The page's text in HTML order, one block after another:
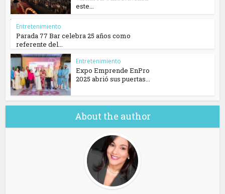
este...
Entretenimiento
Parada 77 Bar celebra 25 años como
referente del...
Entretenimiento
Expo Emprende EnPro
2025 abrió sus puertas...
About the author